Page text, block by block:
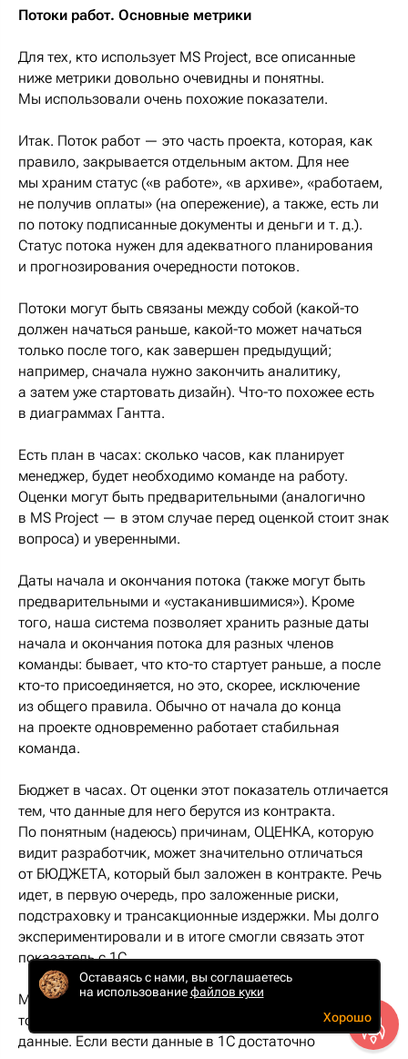
Потоки работ. Основные метрики
Для тех, кто использует MS Project, все описанные
ниже метрики довольно очевидны и понятны.
Мы использовали очень похожие показатели.
Итак. Поток работ — это часть проекта, которая, как
правило, закрывается отдельным актом. Для нее
мы храним статус («в работе», «в архиве», «работаем,
не получив оплаты» (на опережение), а также, есть ли
по потоку подписанные документы и деньги и т. д.).
Статус потока нужен для адекватного планирования
и прогнозирования очередности потоков.
Потоки могут быть связаны между собой (какой-то
должен начаться раньше, какой-то может начаться
только после того, как завершен предыдущий;
например, сначала нужно закончить аналитику,
а затем уже стартовать дизайн). Что-то похожее есть
в диаграммах Гантта.
Есть план в часах: сколько часов, как планирует
менеджер, будет необходимо команде на работу.
Оценки могут быть предварительными (аналогично
в MS Project — в этом случае перед оценкой стоит знак
вопроса) и уверенными.
Даты начала и окончания потока (также могут быть
предварительными и «устаканившимися»). Кроме
того, наша система позволяет хранить разные даты
начала и окончания потока для разных членов
команды: бывает, что кто-то стартует раньше, а после
кто-то присоединяется, но это, скорее, исключение
из общего правила. Обычно от начала до конца
на проекте одновременно работает стабильная
команда.
Бюджет в часах. От оценки этот показатель отличается
тем, что данные для него берутся из контракта.
По понятным (надеюсь) причинам, ОЦЕНКА, которую
видит разработчик, может значительно отличаться
от БЮДЖЕТА, который был заложен в контракте. Речь
идет, в первую очередь, про заложенные риски,
подстраховку и трансакционные издержки. Мы долго
экспериментировали и в итоге смогли связать этот
показатель с 1С.
Мы используем облачную 1С, и, как оказалось, в нее
тоже можно писать свои модули и выгружать оттуда
данные. Если вести данные в 1С достаточно
Оставаясь с нами, вы соглашаетесь
на использованиефайлов куки
Хорошо